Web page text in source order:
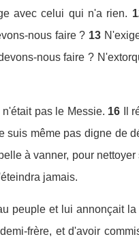
avec celui qui n'a rien.
nous faire ? 13
nous faire ?
pas le Messie. 16
Il
même pas digne de
à vanner, pour
jamais.
peuple et lui annonçait
frère, et d'avoir